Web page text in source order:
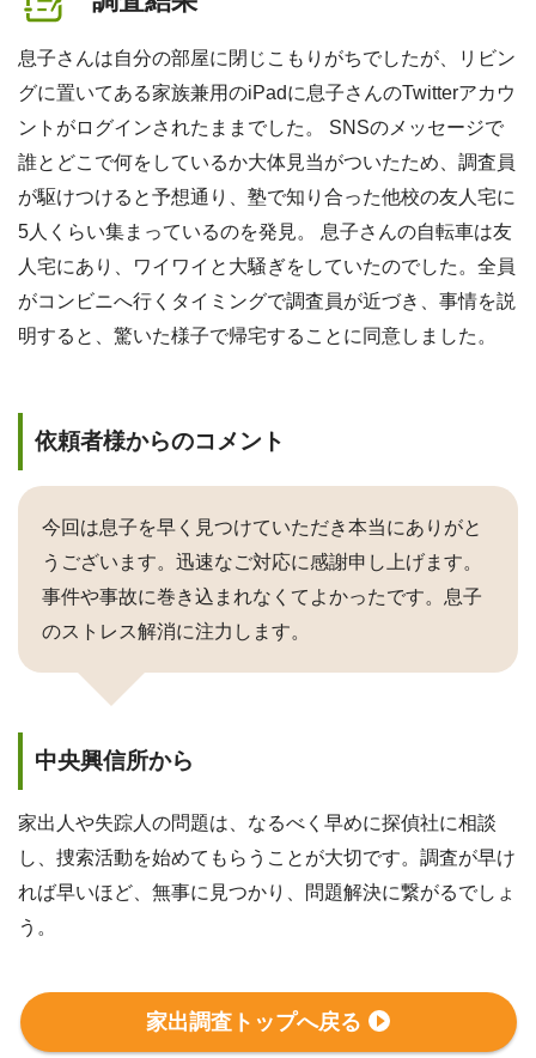
息子さんは自分の部屋に閉じこもりがちでしたが、リビン
グに置いてある家族兼用のiPadに息子さんのTwitterアカウ
ントがログインされたままでした。 SNSのメッセージで
誰とどこで何をしているか大体見当がついたため、調査員
が駆けつけると予想通り、塾で知り合った他校の友人宅に
5人くらい集まっているのを発見。 息子さんの自転車は友
人宅にあり、ワイワイと大騒ぎをしていたのでした。全員
がコンビニへ行くタイミングで調査員が近づき、事情を説
明すると、驚いた様子で帰宅することに同意しました。
依頼者様からのコメント
今回は息子を早く見つけていただき本当にありがと
うございます。迅速なご対応に感謝申し上げます。
事件や事故に巻き込まれなくてよかったです。息子
のストレス解消に注力します。
中央興信所から
家出人や失踪人の問題は、なるべく早めに探偵社に相談
し、捜索活動を始めてもらうことが大切です。調査が早け
れば早いほど、無事に見つかり、問題解決に繋がるでしょ
う。
家出調査トップへ戻る